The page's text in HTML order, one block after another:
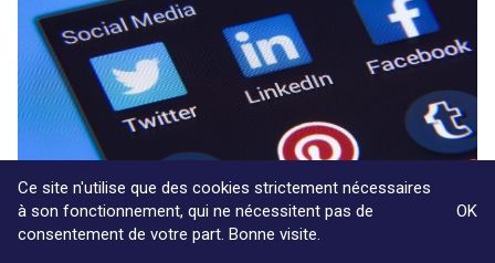
Ce site n'utilise que des cookies strictement nécessaires
à son fonctionnement, qui ne nécessitent pas de
consentement de votre part. Bonne visite.
OK